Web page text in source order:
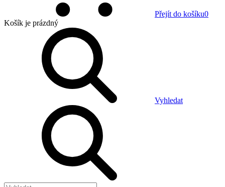
Přejít do košíku0
Košík je prázdný
Vyhledat